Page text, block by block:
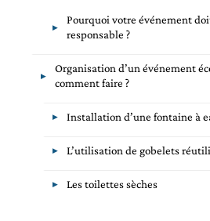
Pourquoi votre événement
responsable ?
Organisation d’un événement
comment faire ?
Installation d’une fontaine à
L’utilisation de gobelets
Les toilettes sèches